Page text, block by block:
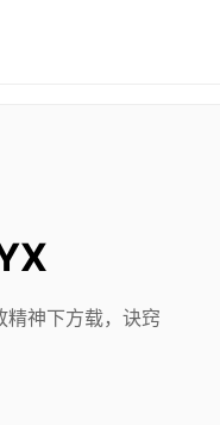
精神下方载，诀窍